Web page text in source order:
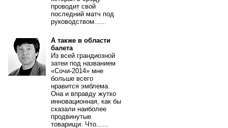
проводит свой
последний матч под
руководством......
А также в области
балета
Из всей грандиозной
затеи под названием
«Сочи-2014» мне
больше всего
нравится эмблема.
Она и вправду жутко
инновационная, как бы
сказали наиболее
продвинутые
товарищи. Что......